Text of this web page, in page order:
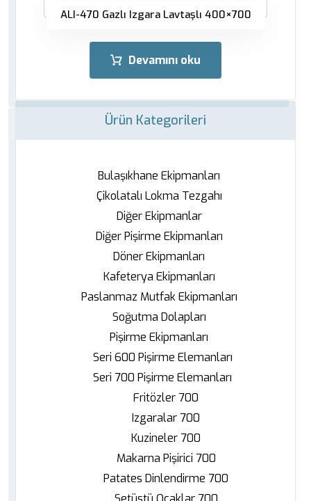
ALI-470 Gazlı Izgara Lavtaşlı 400×700
Devamını oku
Ürün Kategorileri
Bulaşıkhane Ekipmanları
Çikolatalı Lokma Tezgahı
Diğer Ekipmanlar
Diğer Pişirme Ekipmanları
Döner Ekipmanları
Kafeterya Ekipmanları
Paslanmaz Mutfak Ekipmanları
Soğutma Dolapları
Pişirme Ekipmanları
Seri 600 Pişirme Elemanları
Seri 700 Pişirme Elemanları
Fritözler 700
Izgaralar 700
Kuzineler 700
Makarna Pişirici 700
Patates Dinlendirme 700